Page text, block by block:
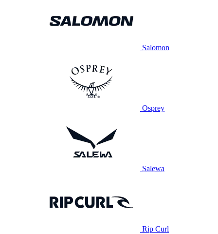
Salomon
Osprey
Salewa
Rip Curl